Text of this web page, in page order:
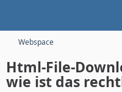
Webspace
Html-File-
wie ist das